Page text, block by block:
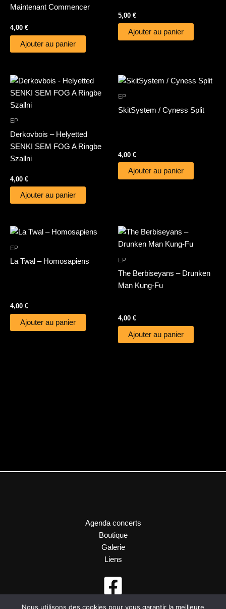
Maintenant Commencer
4,00 €
Ajouter au panier
5,00 €
Ajouter au panier
EP
Derkovbois – Helyetted
SENKI SEM FOG A Ringbe
Szallni
4,00 €
Ajouter au panier
EP
SkitSystem / Cyness Split
4,00 €
Ajouter au panier
EP
La Twal – Homosapiens
4,00 €
Ajouter au panier
EP
The Berbiseyans – Drunken
Man Kung-Fu
4,00 €
Ajouter au panier
Agenda concerts
Boutique
Galerie
Liens
Nous utilisons des cookies pour vous garantir la meilleure